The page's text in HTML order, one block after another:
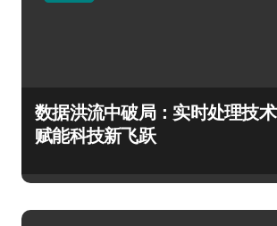
数据洪流中破局：实时处理技术
赋能科技新飞跃